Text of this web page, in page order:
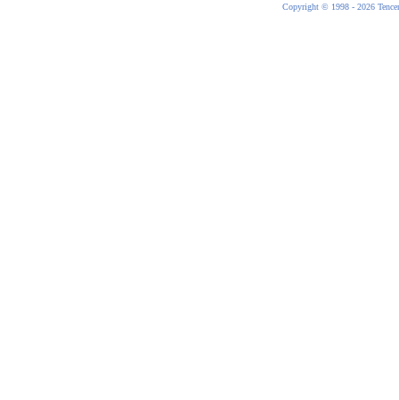
Copyright © 1998 - 2026